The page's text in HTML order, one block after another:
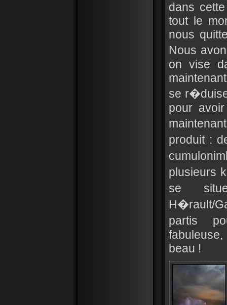
dans
tout le
nous
Nous
on vise
se
pour
produit :
plusieurs
se
H�rault/
partis
beau !